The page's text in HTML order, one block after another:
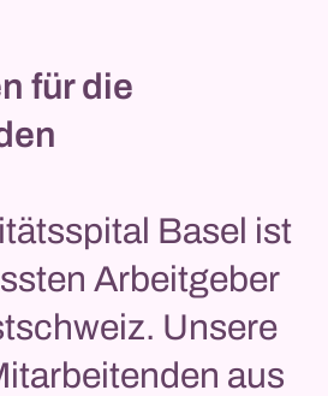
für die
Basel ist
Arbeitgeber
Unsere
aus